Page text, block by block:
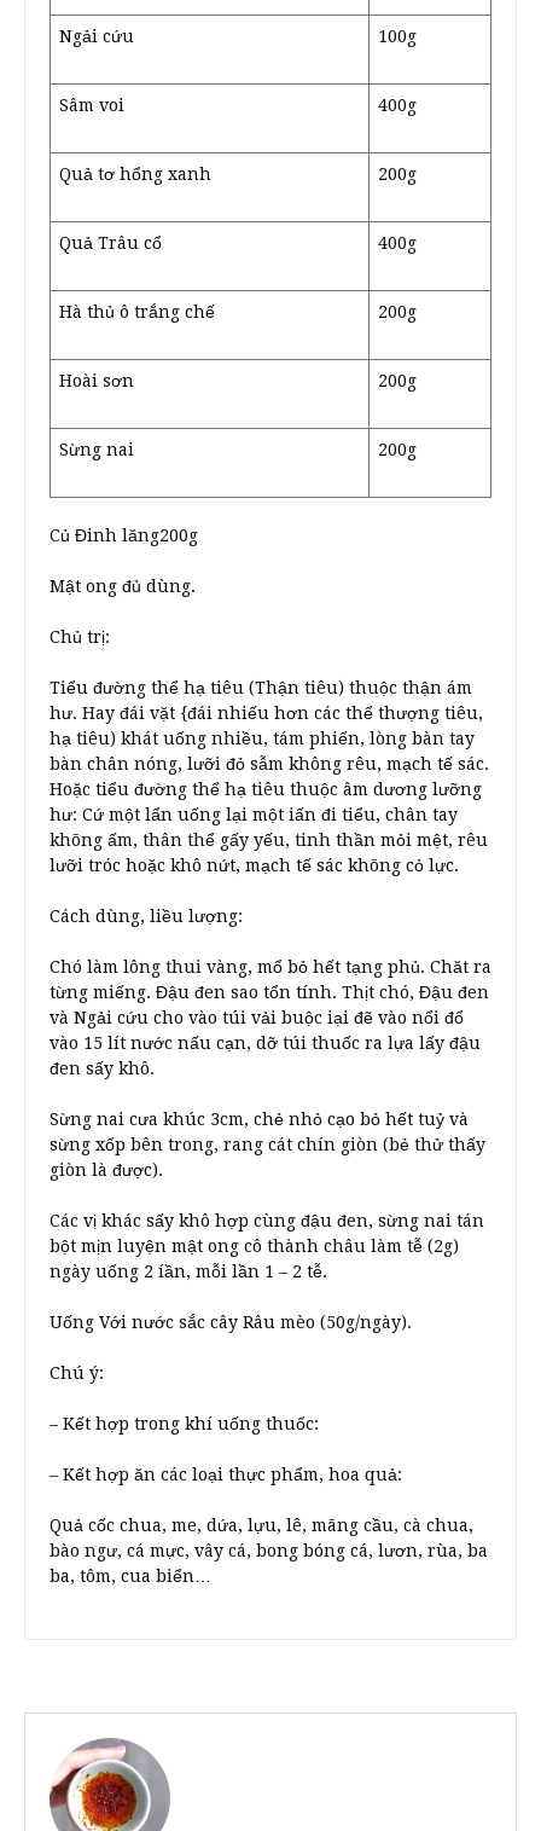
Ngải cứu 100g
Sâm voi 400g
Quả tơ hổng xanh 200g
Quả Trâu cổ 400g
Hà thủ ô trắng chế 200g
Hoài sơn 200g
Sừng nai 200g
Củ Đinh lăng200g
Mật ong đủ dùng.
Chủ trị:
Tiểu đường thể hạ tiêu (Thận tiêu) thuộc thận ám
hư. Hay đái vặt {đái nhiếu hơn các thể thượng tiêu,
hạ tiêu) khát uống nhiều, tám phiến, lòng bàn tay
bàn chân nóng, lưỡi đỏ sẫm không rêu, mạch tế sác.
Hoặc tiểu đường thể hạ tiêu thuộc âm dương lưỡng
hư: Cứ một lẩn uống lại một iấn đi tiểu, chân tay
khõng ấm, thân thể gấy yếu, tinh thần mỏi mệt, rêu
lưỡi tróc hoặc khô nứt, mạch tế sác khõng cỏ lực.
Cách dùng, liều lượng:
Chó làm lông thui vàng, mổ bỏ hết tạng phủ. Chăt ra
từng miếng. Đậu đen sao tổn tính. Thịt chó, Đậu đen
và Ngải cứu cho vào túi vải buộc iại đẽ vào nổi đổ
vào 15 lít nước nấu cạn, dỡ túi thuốc ra lựa lấy đậu
đen sấy khô.
Sừng nai cưa khúc 3cm, chẻ nhỏ cạo bỏ hết tuỷ và
sừng xốp bên trong, rang cát chín giòn (bẻ thử thấy
giòn là được).
Các vị khác sấy khô hợp cùng đậu đen, sừng nai tán
bột mịn luyện mật ong cô thành châu làm tễ (2g)
ngày uống 2 íần, mỗi lần 1 – 2 tễ.
Uống Với nước sắc cây Râu mèo (50g/ngày).
Chú ý:
– Kết hợp trong khí uống thuốc:
– Kết hợp ăn các loại thực phẩm, hoa quả:
Quả cốc chua, me, dứa, lựu, lê, mãng cầu, cà chua,
bào ngư, cá mực, vây cá, bong bóng cá, lươn, rùa, ba
ba, tôm, cua biển…